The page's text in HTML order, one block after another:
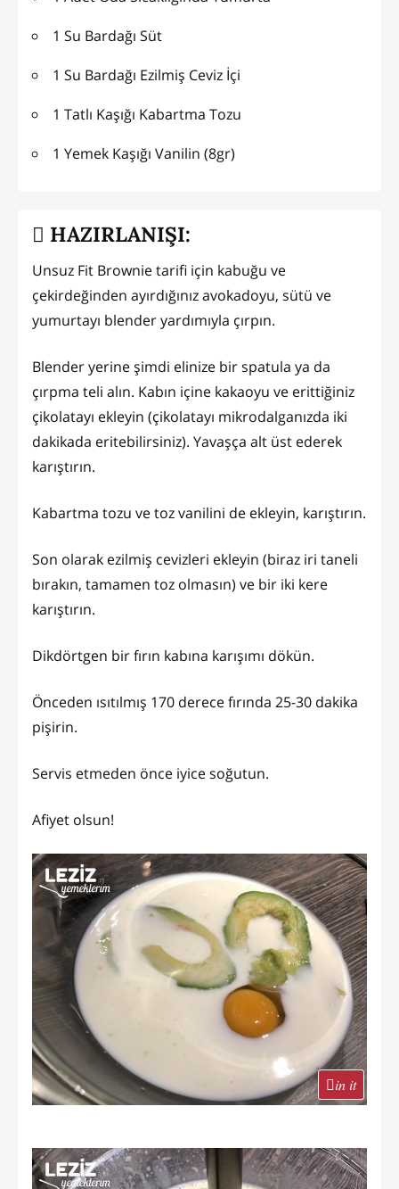
1 Su Bardağı Süt
1 Su Bardağı Ezilmiş Ceviz İçi
1 Tatlı Kaşığı Kabartma Tozu
1 Yemek Kaşığı Vanilin (8gr)
HAZIRLANIŞI:
Unsuz Fit Brownie tarifi için kabuğu ve
çekirdeğinden ayırdığınız avokadoyu, sütü ve
yumurtayı blender yardımıyla çırpın.
Blender yerine şimdi elinize bir spatula ya da
çırpma teli alın. Kabın içine kakaoyu ve erittiğiniz
çikolatayı ekleyin (çikolatayı mikrodalganızda iki
dakikada eritebilirsiniz). Yavaşça alt üst ederek
karıştırın.
Kabartma tozu ve toz vanilini de ekleyin, karıştırın.
Son olarak ezilmiş cevizleri ekleyin (biraz iri taneli
bırakın, tamamen toz olmasın) ve bir iki kere
karıştırın.
Dikdörtgen bir fırın kabına karışımı dökün.
Önceden ısıtılmış 170 derece fırında 25-30 dakika
pişirin.
Servis etmeden önce iyice soğutun.
Afiyet olsun!
in it